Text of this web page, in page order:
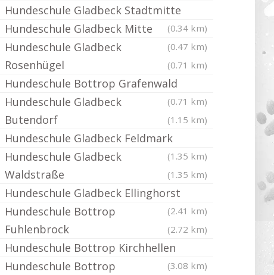
Hundeschule Gladbeck Stadtmitte
(0.34 km)
Hundeschule Gladbeck Mitte
(0.47 km)
Hundeschule Gladbeck
Rosenhügel
(0.71 km)
Hundeschule Bottrop Grafenwald
(0.71 km)
Hundeschule Gladbeck
Butendorf
(1.15 km)
Hundeschule Gladbeck Feldmark
(1.35 km)
Hundeschule Gladbeck
Waldstraße
(1.35 km)
Hundeschule Gladbeck Ellinghorst
(2.41 km)
Hundeschule Bottrop
Fuhlenbrock
(2.72 km)
Hundeschule Bottrop Kirchhellen
(3.08 km)
Hundeschule Bottrop